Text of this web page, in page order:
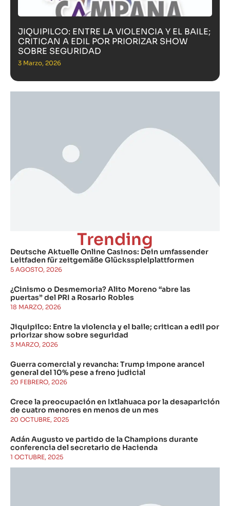
JIQUIPILCO: ENTRE LA VIOLENCIA Y EL BAILE;
CRITICAN A EDIL POR PRIORIZAR SHOW
SOBRE SEGURIDAD
3 Marzo, 2026
Trending
Deutsche Aktuelle Online Casinos: Dein umfassender
Leitfaden für zeitgemäße Glücksspielplattformen
5 AGOSTO, 2026
¿Cinismo o Desmemoria? Alito Moreno “abre las
puertas” del PRI a Rosario Robles
18 MARZO, 2026
Jiquipilco: Entre la violencia y el baile; critican a edil por
priorizar show sobre seguridad
3 MARZO, 2026
Guerra comercial y revancha: Trump impone arancel
general del 10% pese a freno judicial
20 FEBRERO, 2026
Crece la preocupación en Ixtlahuaca por la desaparición
de cuatro menores en menos de un mes
20 OCTUBRE, 2025
Adán Augusto ve partido de la Champions durante
conferencia del secretario de Hacienda
1 OCTUBRE, 2025